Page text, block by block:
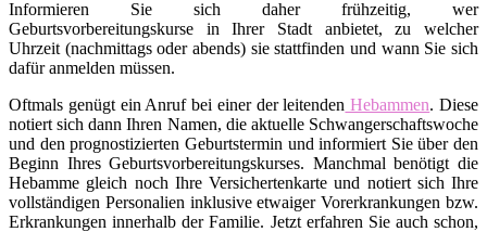
Informieren Sie sich daher frühzeitig, wer
Geburtsvorbereitungskurse in Ihrer Stadt anbietet, zu welcher
Uhrzeit (nachmittags oder abends) sie stattfinden und wann Sie sich
dafür anmelden müssen.
Oftmals genügt ein Anruf bei einer der leitenden Hebammen. Diese
notiert sich dann Ihren Namen, die aktuelle Schwangerschaftswoche
und den prognostizierten Geburtstermin und informiert Sie über den
Beginn Ihres Geburtsvorbereitungskurses. Manchmal benötigt die
Hebamme gleich noch Ihre Versichertenkarte und notiert sich Ihre
vollständigen Personalien inklusive etwaiger Vorerkrankungen bzw.
Erkrankungen innerhalb der Familie. Jetzt erfahren Sie auch schon,